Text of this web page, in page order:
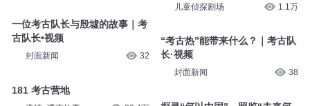
一位考古队长与殷墟的故事｜考
古队长•视频
封面新闻 32
181 考古营地
儿童侦探剧场 1.1万
“考古热”能带来什么？｜考古队
长·视频
封面新闻 38